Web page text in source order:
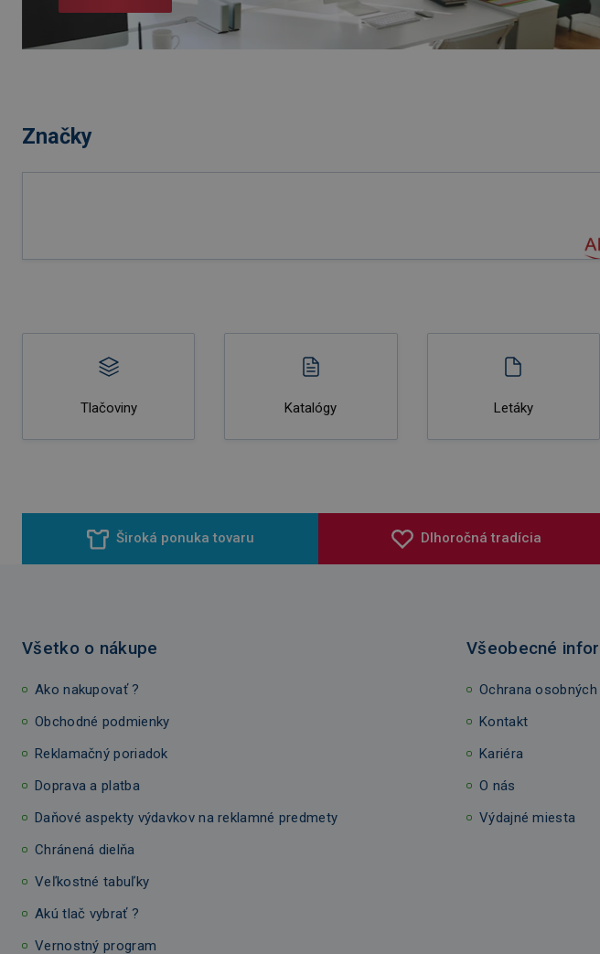
Značky
Tlačoviny Katalógy Letáky
Široká ponuka tovaru Dlhoročná tradícia
Všetko o nákupe
Ako nakupovať ?
Obchodné podmienky
Reklamačný poriadok
Doprava a platba
Daňové aspekty výdavkov na reklamné predmety
Chránená dielňa
Veľkostné tabuľky
Akú tlač vybrať ?
Vernostný program
Všeobecné
Ochrana
Kontakt
Kariéra
O nás
Výdajné miesta